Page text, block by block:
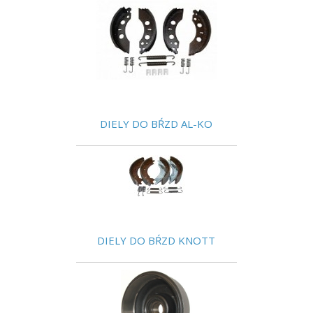
DIELY DO BŔZD AL-KO
DIELY DO BŔZD KNOTT